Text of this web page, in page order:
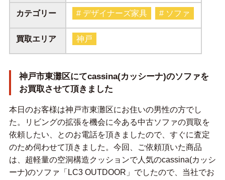
カテゴリー # デザイナーズ家具 # ソファ
買取エリア 神戸
神戸市東灘区にてcassina(カッシーナ)のソファを
お買取させて頂きました
本日のお客様は神戸市東灘区にお住いの男性の方でし
た。リビングの拡張を機会に今ある中古ソファの買取を
依頼したい、とのお電話を頂きましたので、すぐに査定
のため伺わせて頂きました。今回、ご依頼頂いた商品
は、超軽量の空洞構造クッションで人気のcassina(カッシ
ーナ)のソファ「LC3 OUTDOOR」でしたので、当社でお